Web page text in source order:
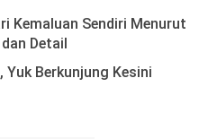
Kemaluan Sendiri Menurut
Detail
Berkunjung Kesini